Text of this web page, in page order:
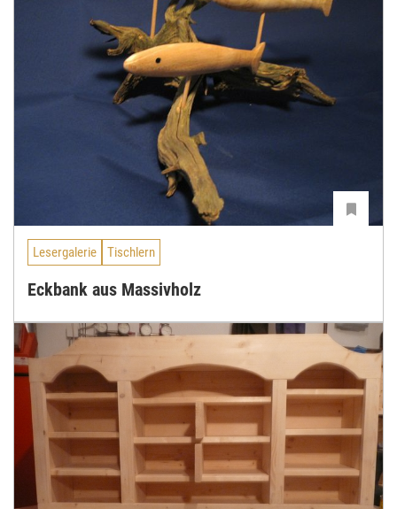
Lesergalerie Tischlern
Eckbank aus Massivholz